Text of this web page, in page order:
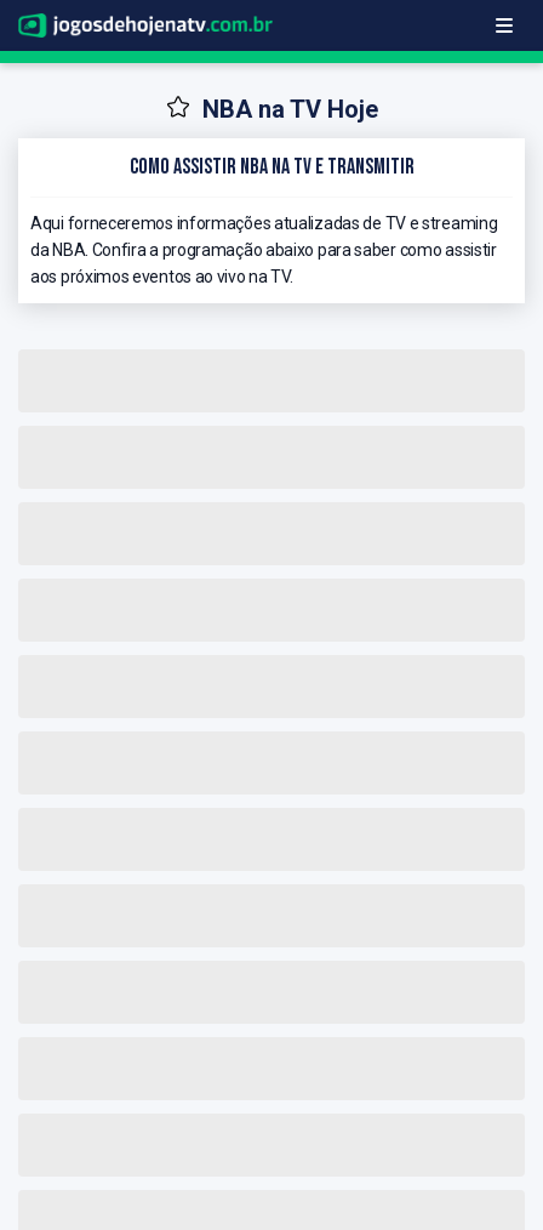
NBA na TV Hoje
Como Assistir NBA na TV e Transmitir
Aqui forneceremos informações atualizadas de TV e streaming
da NBA. Confira a programação abaixo para saber como assistir
aos próximos eventos ao vivo na TV.